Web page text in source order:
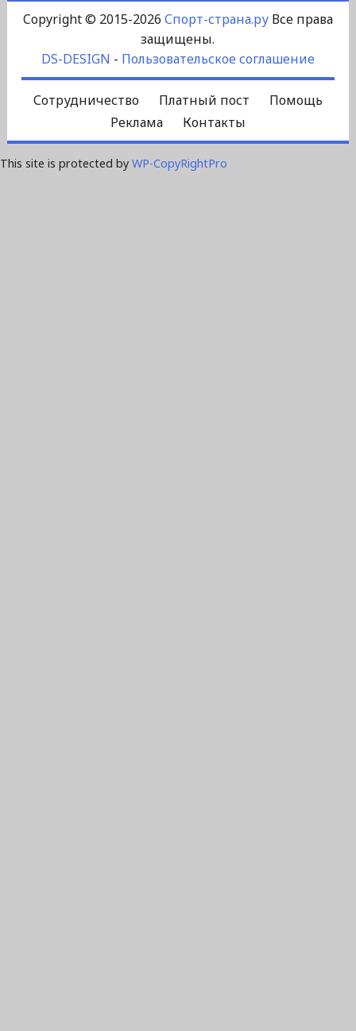
Copyright © 2015-2026 Спорт-страна.руВсе права
защищены.
DS-DESIGN - Пользовательское соглашение
Сотрудничество Платный пост
Помощь
Реклама
Контакты
This site is protected by WP-CopyRightPro